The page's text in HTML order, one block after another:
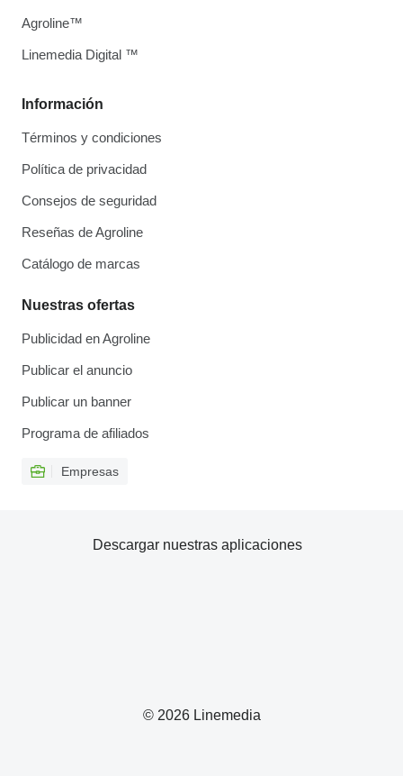
Información
Términos y condiciones
Política de privacidad
Consejos de seguridad
Reseñas de Agroline
Catálogo de marcas
Nuestras ofertas
Publicidad en Agroline
Publicar el anuncio
Publicar un banner
Programa de afiliados
Empresas
Agroline™
Linemedia Digital ™
© 2026 Linemedia
Descargar nuestras aplicaciones